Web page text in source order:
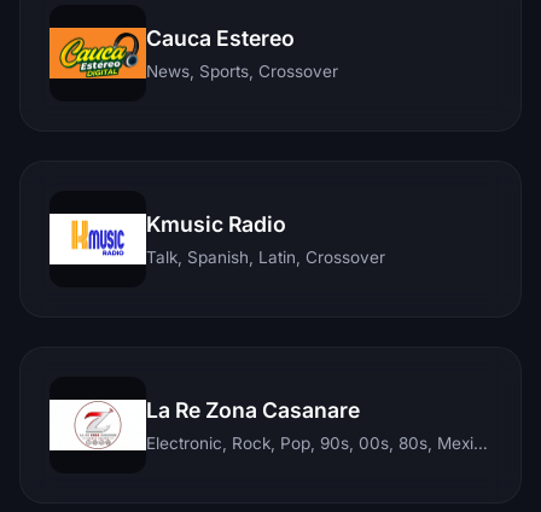
Cauca Estereo
News, Sports, Crossover
Kmusic Radio
Talk, Spanish, Latin, Crossover
La Re Zona Casanare
Electronic, Rock, Pop, 90s, 00s, 80s, Mexican, Ranchera, Reggaeton, Instrumental, Salsa, Merengue, Tropical, Romantic, Vallenato, Llanera